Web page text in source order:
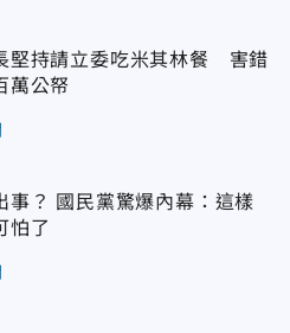
堅持請立委吃米其林餐 害錯
萬公帑
事？ 國民黨驚爆內幕：這樣
怕了